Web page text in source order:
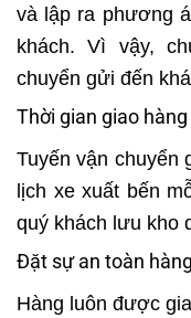
và lập ra phương
khách. Vì vậy,
chuyển gửi đến
Thời gian giao
Tuyến vận chuyển
lịch xe xuất bến
quý khách lưu kho
Đặt sự an toàn
Hàng luôn được